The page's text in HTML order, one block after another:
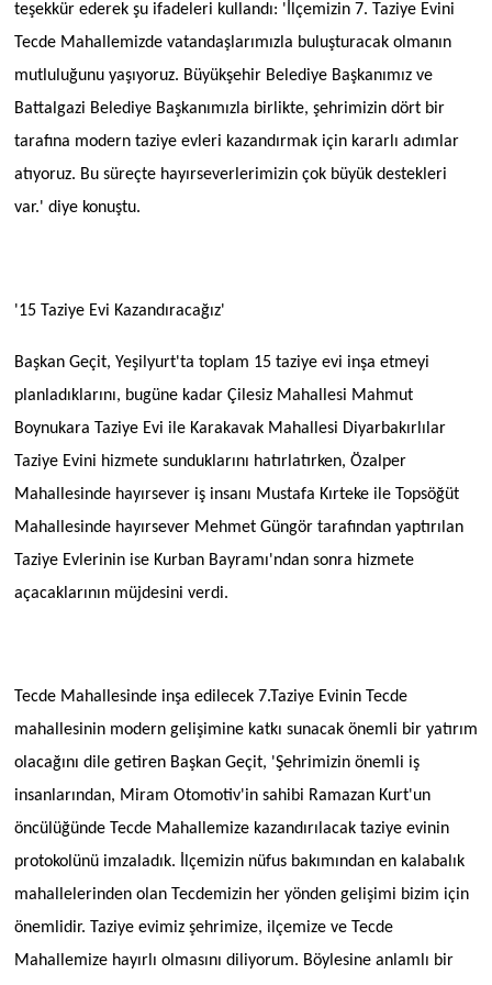
teşekkür ederek şu ifadeleri kullandı: 'İlçemizin 7. Taziye Evini
Tecde Mahallemizde vatandaşlarımızla buluşturacak olmanın
mutluluğunu yaşıyoruz. Büyükşehir Belediye Başkanımız ve
Battalgazi Belediye Başkanımızla birlikte, şehrimizin dört bir
tarafına modern taziye evleri kazandırmak için kararlı adımlar
atıyoruz. Bu süreçte hayırseverlerimizin çok büyük destekleri
var.' diye konuştu.
'15 Taziye Evi Kazandıracağız'
Başkan Geçit, Yeşilyurt'ta toplam 15 taziye evi inşa etmeyi
planladıklarını, bugüne kadar Çilesiz Mahallesi Mahmut
Boynukara Taziye Evi ile Karakavak Mahallesi Diyarbakırlılar
Taziye Evini hizmete sunduklarını hatırlatırken, Özalper
Mahallesinde hayırsever iş insanı Mustafa Kırteke ile Topsöğüt
Mahallesinde hayırsever Mehmet Güngör tarafından yaptırılan
Taziye Evlerinin ise Kurban Bayramı'ndan sonra hizmete
açacaklarının müjdesini verdi.
Tecde Mahallesinde inşa edilecek 7.Taziye Evinin Tecde
mahallesinin modern gelişimine katkı sunacak önemli bir yatırım
olacağını dile getiren Başkan Geçit, 'Şehrimizin önemli iş
insanlarından, Miram Otomotiv'in sahibi Ramazan Kurt'un
öncülüğünde Tecde Mahallemize kazandırılacak taziye evinin
protokolünü imzaladık. İlçemizin nüfus bakımından en kalabalık
mahallelerinden olan Tecdemizin her yönden gelişimi bizim için
önemlidir. Taziye evimiz şehrimize, ilçemize ve Tecde
Mahallemize hayırlı olmasını diliyorum. Böylesine anlamlı bir